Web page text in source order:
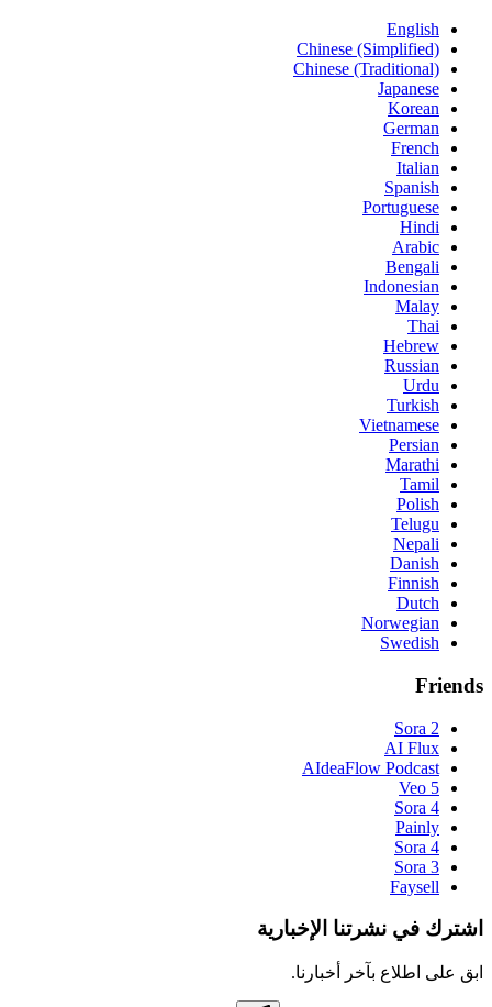
English
Chinese (Simplified)
Chinese (Traditional)
Japanese
Korean
German
French
Italian
Spanish
Portuguese
Hindi
Arabic
Bengali
Indonesian
Malay
Thai
Hebrew
Russian
Urdu
Turkish
Vietnamese
Persian
Marathi
Tamil
Polish
Telugu
Nepali
Danish
Finnish
Dutch
Norwegian
Swedish
Friends
Sora 2
AI Flux
AIdeaFlow Podcast
Veo 5
Sora 4
Painly
Sora 4
Sora 3
Faysell
اشترك في نشرتنا الإخبارية
ابق على اطلاع بآخر أخبارنا.